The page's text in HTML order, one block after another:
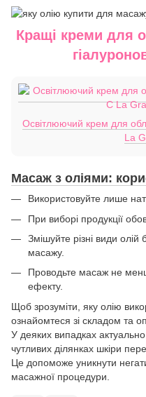
Кращі креми для
Освітлюючий крем для
La
Масаж з оліями:
Використовуйте лише
При виборі продукції
Змішуйте різні види
масажу.
Проводьте масаж не
ефекту.
Щоб зрозуміти, яку олію
ознайомтеся зі складом та
У деяких випадках
чутливих ділянках шкіри
Це допоможе уникнути
масажної процедури.